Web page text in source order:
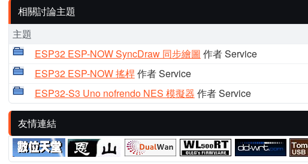
相關討論主題
主題
ESP32 ESP-NOW SyncDraw 同步繪圖 作者 Service
ESP32 ESP-NOW 搖桿作者 Service
ESP32-S3 Uno nofrendo NES 模擬器 作者 Service
友情連結